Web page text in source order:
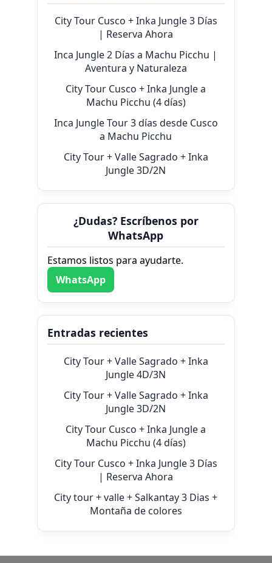
City Tour Cusco + Inka Jungle 3 Días
| Reserva Ahora
Inca Jungle 2 Días a Machu Picchu |
Aventura y Naturaleza
City Tour Cusco + Inka Jungle a
Machu Picchu (4 días)
Inca Jungle Tour 3 días desde Cusco
a Machu Picchu
City Tour + Valle Sagrado + Inka
Jungle 3D/2N
¿Dudas? Escríbenos por
WhatsApp
Estamos listos para ayudarte.
WhatsApp
Entradas recientes
City Tour + Valle Sagrado + Inka
Jungle 4D/3N
City Tour + Valle Sagrado + Inka
Jungle 3D/2N
City Tour Cusco + Inka Jungle a
Machu Picchu (4 días)
City Tour Cusco + Inka Jungle 3 Días
| Reserva Ahora
City tour + valle + Salkantay 3 Dias +
Montaña de colores